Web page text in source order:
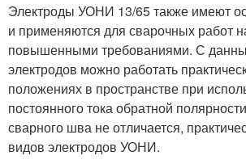
Электроды УОНИ 13/65 также имеют
и применяются для сварочных работ
повышенными требованиями. С
электродов можно работать
положениях в пространстве при
постоянного тока обратной
сварного шва не отличается,
видов электродов УОНИ.